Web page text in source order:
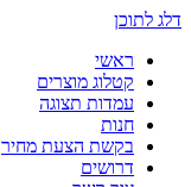
דלג לתוכן
ראשי
קטלוג מוצרים
עמדות תצוגה
חנות
בקשת הצעת מחיר
דרושים